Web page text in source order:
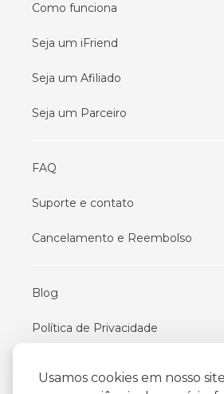
Usamos cookies em nosso
Como funciona
Seja um iFriend
Seja um Afiliado
Seja um Parceiro
FAQ
Suporte e contato
Cancelamento e Reembolso
Blog
Política de Privacidade